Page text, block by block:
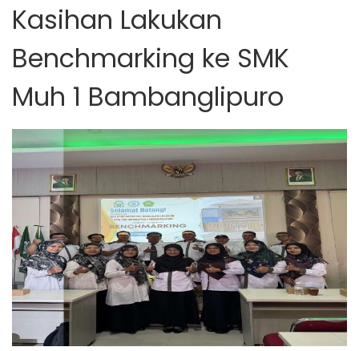
Kasihan Lakukan
Benchmarking ke SMK
Muh 1 Bambanglipuro